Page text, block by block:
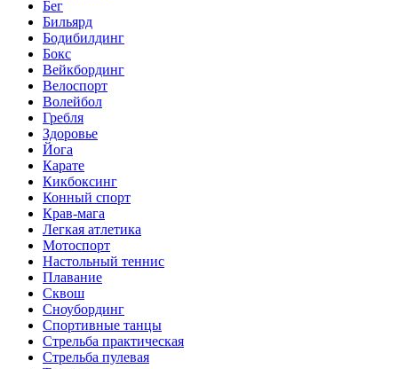
Бег
Бильярд
Бодибилдинг
Бокс
Вейкбординг
Велоспорт
Волейбол
Гребля
Здоровье
Йога
Карате
Кикбоксинг
Конный спорт
Крав-мага
Легкая атлетика
Мотоспорт
Настольный теннис
Плавание
Сквош
Сноубординг
Спортивные танцы
Стрельба практическая
Стрельба пулевая